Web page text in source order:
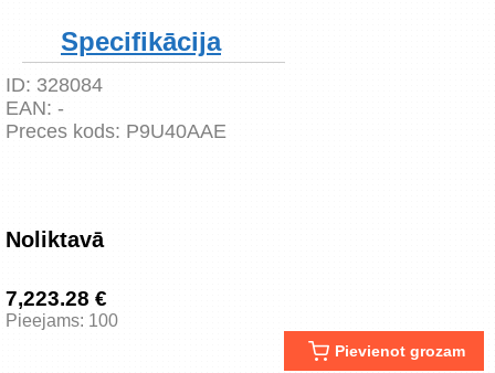
Specifikācija
ID: 328084
EAN: -
Preces kods: P9U40AAE
Noliktavā
7,223.28 €
Pieejams: 100
Pievienot grozam